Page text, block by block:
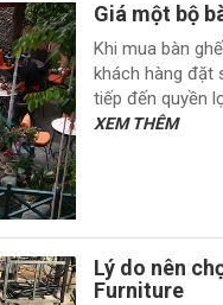
Giá một bộ
Khi mua bàn
khách hàng đặt
tiếp đến quyền
XEM THÊM
Lý do nên
Furniture